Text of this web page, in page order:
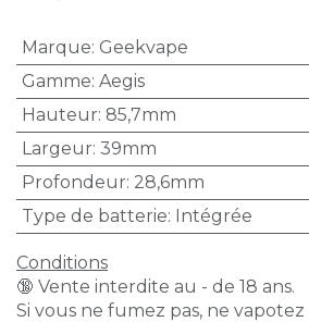
Marque: Geekvape
Gamme: Aegis
Hauteur: 85,7mm
Largeur: 39mm
Profondeur: 28,6mm
Type de batterie: Intégrée
Conditions
🔞 Vente interdite au - de 18 ans.
Si vous ne fumez pas, ne vapotez